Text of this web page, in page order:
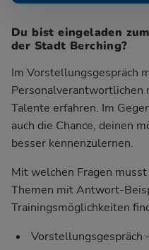
Du bist eingeladen
der Stadt Berching?
Im Vorstellungsgespräch
Personalverantwortlichen
Talente erfahren. Im
auch die Chance, deinen
besser kennenzulernen.
Mit welchen Fragen
Themen mit Antwort-
Trainingsmöglichkeiten
Vorstellungsgespräch